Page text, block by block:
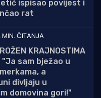
ispisao povijest i
rat
MIN. ČITANJA
KRAJNOSTIMA
"Ja sam bježao u
a
divljaju u
domovina gori!"